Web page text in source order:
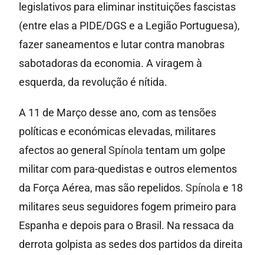
legislativos para eliminar instituições fascistas
(entre elas a PIDE/DGS e a Legião Portuguesa),
fazer saneamentos e lutar contra manobras
sabotadoras da economia. A viragem à
esquerda, da revolução é nítida.
A 11 de Março desse ano, com as tensões
políticas e económicas elevadas, militares
afectos ao generalSpínola tentam um golpe
militar com para-quedistas e outros elementos
da Força Aérea, mas são repelidos.Spínola e 18
militares seus seguidores fogem primeiro para
Espanha e depois para o Brasil. Na ressaca da
derrota golpista as sedes dos partidos da direita